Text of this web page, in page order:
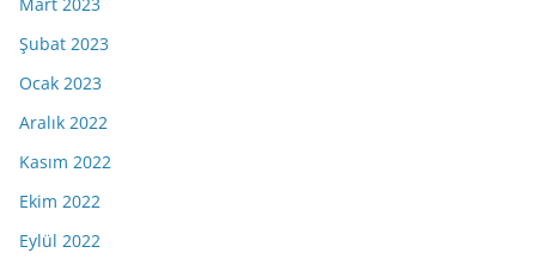
Şubat 2023
Ocak 2023
Aralık 2022
Kasım 2022
Ekim 2022
Eylül 2022